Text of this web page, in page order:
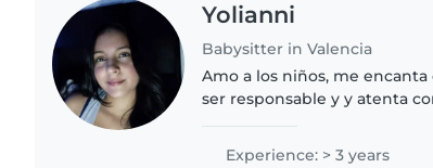
Yolianni
Babysitter in Valencia
Amo a los niños, me
ser responsable y y atenta
para mejor comodidad..
Experience: > 3 years